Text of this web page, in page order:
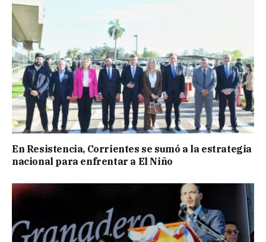
En Resistencia, Corrientes se sumó a la estrategia
nacional para enfrentar a El Niño